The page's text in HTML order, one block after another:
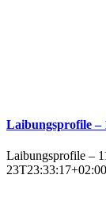
Laibungsprofile –
Laibungsprofile –
23T23:33:17+02:00